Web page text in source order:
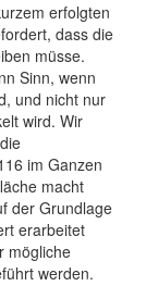
erfolgten
dass die
müsse.
Sinn, wenn
und nicht nur
wird. Wir
im Ganzen
macht
der Grundlage
erarbeitet
mögliche
werden.